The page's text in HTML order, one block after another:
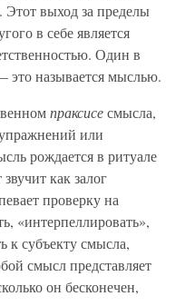
Этот выход за пределы
в себе является
Один в
это называется мыслью.
праксисесмысла,
или
рождается в ритуале
как залог
проверку на
«интерпеллировать»,
к субъекту смысла,
смысл представляет
он бесконечен,